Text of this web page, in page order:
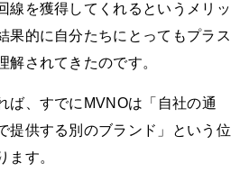
線を獲得してくれるというメリッ
果的に自分たちにとってもプラス
解されてきたのです。
ば、すでにMVNOは「自社の通
提供する別のブランド」という位
ます。